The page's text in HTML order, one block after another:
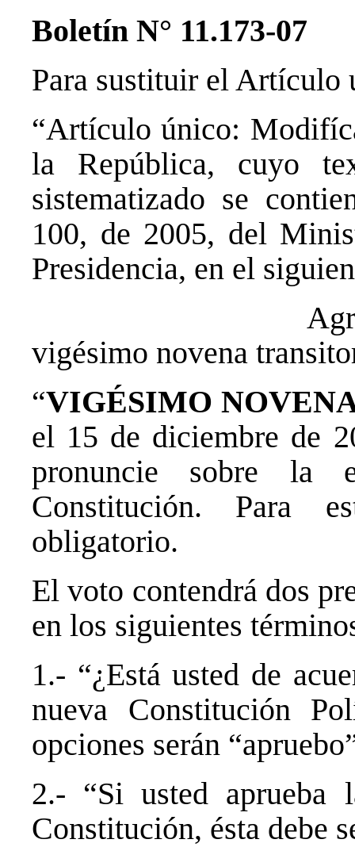
Boletín N° 11.173-07
Para sustituir el Artículo
“Artículo único:
la República, cuyo
sistematizado se
100, de 2005, del
Presidencia, en el
Agrégase la
vigésimo novena
“VIGÉSIMO
el 15 de diciembre de
pronuncie sobre la
Constitución. Para
obligatorio.
El voto contendrá dos
en los siguientes
1.- “¿Está usted de
nueva Constitución
opciones serán
2.- “Si usted aprueba
Constitución, ésta debe